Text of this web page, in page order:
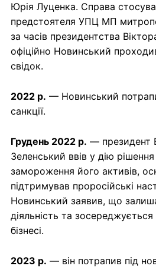
Юрія Луценка. Справа
предстоятеля УПЦ МП
за часів президентства
офіційно Новинський
свідок.
2022 р. — Новинський
санкції.
Грудень 2022 р. — президент
Зеленський ввів у дію
замороження його активів,
підтримував проросійські
Новинський заявив, що
діяльність та зосереджується
бізнесі.
2023 р. — він потрапив під